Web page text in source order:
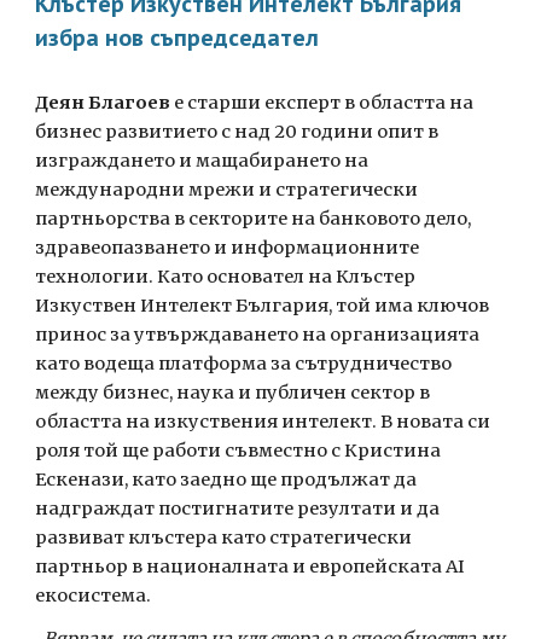
избра нов съпредседател
Деян Благоев е старши експерт в областта на
бизнес развитието с над 20 години опит в
изграждането и мащабирането на
международни мрежи и стратегически
партньорства в секторите на банковото дело,
здравеопазването и информационните
технологии. Като основател на Клъстер
Изкуствен Интелект България, той има ключов
принос за утвърждаването на организацията
като водеща платформа за сътрудничество
между бизнес, наука и публичен сектор в
областта на изкуствения интелект. В новата си
роля той ще работи съвместно с Кристина
Ескенази, като заедно ще продължат да
надграждат постигнатите резултати и да
развиват клъстера като стратегически
партньор в националната и европейската AI
екосистема.